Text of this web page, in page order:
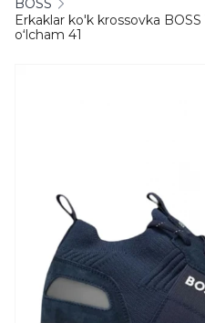
BOSS
Erkaklar ko'k krossovka
oʻlcham 41